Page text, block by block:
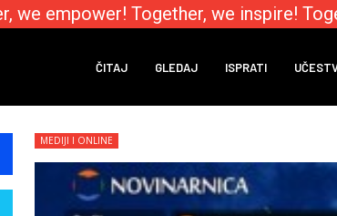
empower! Together, we inspire!
ČITAJ GLEDAJ ISPRATI
MEDIJI I ONLINE